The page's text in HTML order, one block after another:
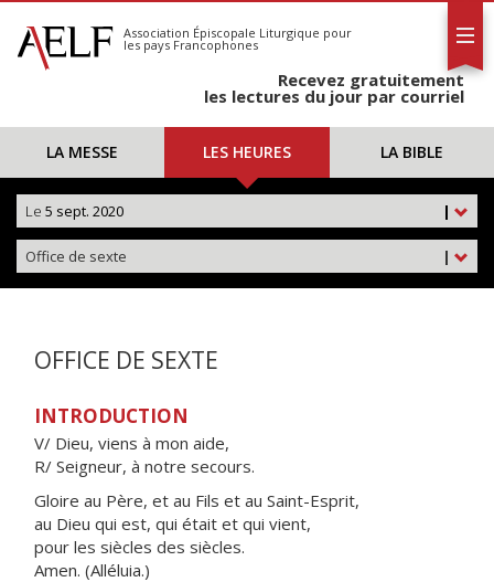
S'abonner
Calendrier
Association Épiscopale Liturgique pour
les pays Francophones
Recevez gratuitement
les lectures du jour par courriel
LA MESSE LES HEURES LA BIBLE
|
Le 5 sept. 2020
|
Office de sexte
OFFICE DE SEXTE
INTRODUCTION
V/ Dieu, viens à mon aide,
R/ Seigneur, à notre secours.
Gloire au Père, et au Fils et au Saint-Esprit,
au Dieu qui est, qui était et qui vient,
pour les siècles des siècles.
Amen. (Alléluia.)